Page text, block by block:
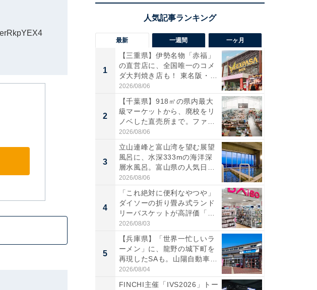
最新 一週間 一ヶ月
1
【三重県】伊勢名物「赤福」
の直営店に、全国唯一のコメ
ダ大判焼き店も！ 東名阪・
伊...
2026/08/06
2
【千葉県】918㎡の県内最大
級マーケットから、廃校をリ
ノベした直売所まで。ファ
ー...
2026/08/06
3
立山連峰と富山湾を望む展望
風呂に、水深333mの海洋深
層水風呂。富山県の人気日
帰...
2026/08/06
4
「これ絶対に便利なやつや」
ダイソーの折り畳み式ランド
リーバスケットが高評価「使
わ...
2026/08/03
5
【兵庫県】「世界一忙しいラ
ーメン」に、龍野の城下町を
再現したSAも。山陽自動車
道...
2026/08/04
FINCHI主催「IVS2026」トー